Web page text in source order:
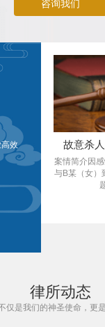
咨询我们
效 故意杀
案情简介因
与B某（女）
律所动态
仅是我们的神圣使命，更